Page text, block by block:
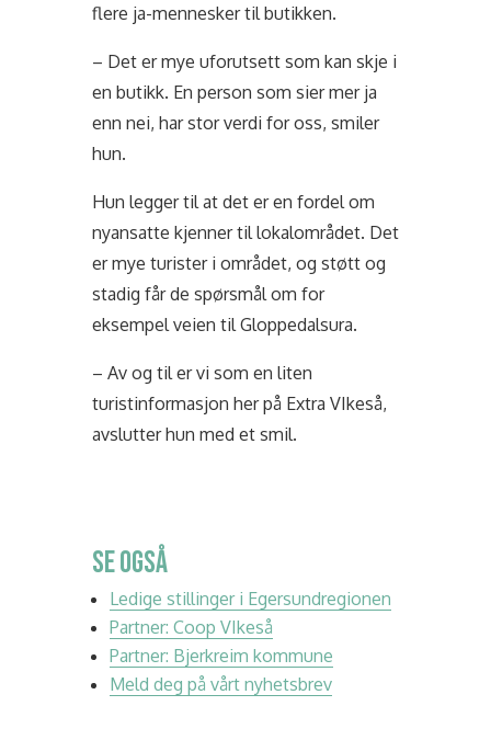
flere ja-mennesker til butikken.
– Det er mye uforutsett som kan skje i
en butikk. En person som sier mer ja
enn nei, har stor verdi for oss, smiler
hun.
Hun legger til at det er en fordel om
nyansatte kjenner til lokalområdet. Det
er mye turister i området, og støtt og
stadig får de spørsmål om for
eksempel veien til Gloppedalsura.
– Av og til er vi som en liten
turistinformasjon her på Extra VIkeså,
avslutter hun med et smil.
SE OGSÅ
Ledige stillinger i Egersundregionen
Partner: Coop VIkeså
Partner: Bjerkreim kommune
Meld deg på vårt nyhetsbrev